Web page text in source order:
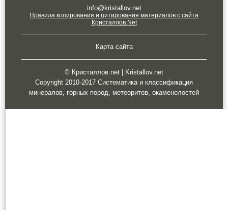
info@kristallov.net
Правила копирования и цитирования материалов с сайта
Кристаллов.Net
Карта сайта
© Кристаллов.net | Kristallov.net
Copyright 2010-2017 Систематика и классификация
минералов, горных пород, метеоритов, окаменелостей